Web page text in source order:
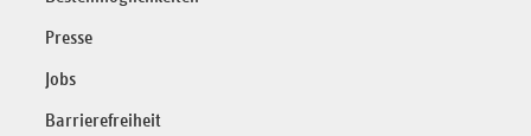
Presse
Jobs
Barrierefreiheit